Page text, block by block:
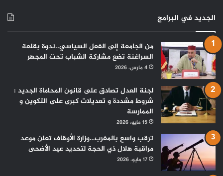
الجديد في البرامج
من الجامعة إلى الفعل السياسي..ندوة بقلعة
السراغنة تضع مشاركة الشباب تحت المجهر
4 مارس، 2026
لجنة العدل تصادق على قانون المحاماة الجديد :
شروط مشددة و تعديلات كبرى على التكوين و
الممارسة
15 مايو، 2026
ترقب واسع بالمغرب…وزارة الأوقاف تعلن موعد
مراقبة هلال ذي الحجة لتحديد عيد الأضحى
17 مايو، 2026